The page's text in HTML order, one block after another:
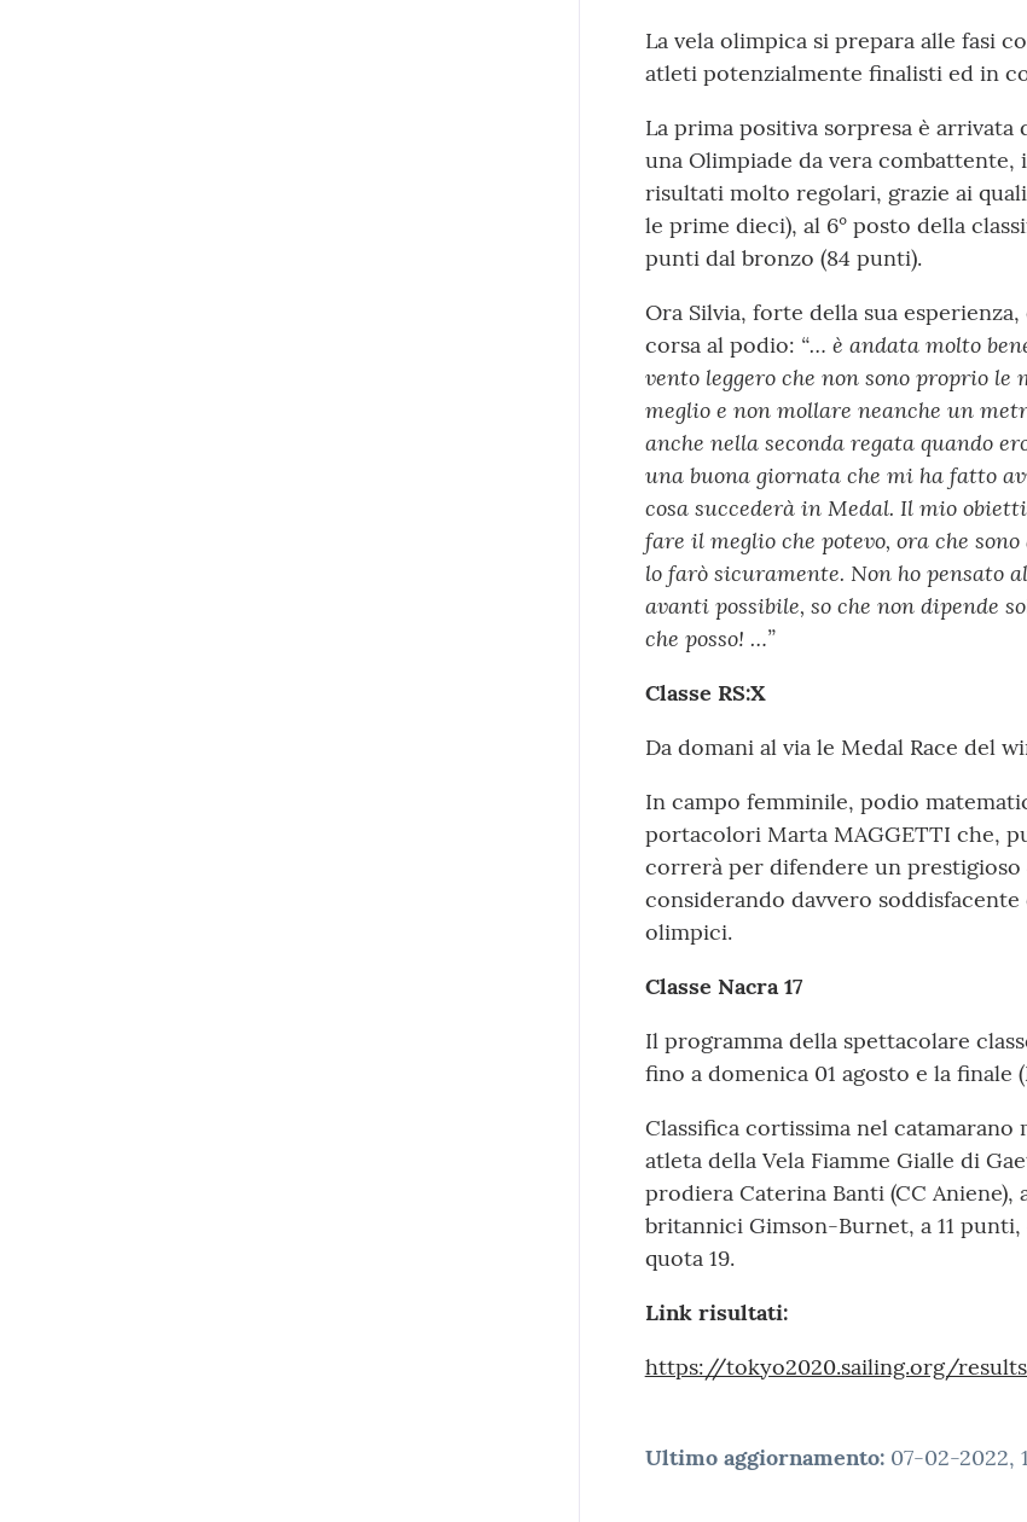
Contenuto
La vela olimpica si prepara alle fasi
atleti potenzialmente finalisti ed in
La prima positiva sorpresa è arrivata
una Olimpiade da vera combattente,
risultati molto regolari, grazie ai
le prime dieci), al 6° posto della
punti dal bronzo (84 punti).
Ora Silvia, forte della sua
corsa al podio: “… è andata molto
vento leggero che non sono proprio
meglio e non mollare neanche un
anche nella seconda regata quando
una buona giornata che mi ha fatto
cosa succederà in Medal. Il mio
fare il meglio che potevo, ora che
lo farò sicuramente. Non ho pensato
avanti possibile, so che non dipende
che posso! …”
Classe RS:X
Da domani al via le Medal Race del
In campo femminile, podio
portacolori Marta MAGGETTI che,
correrà per difendere un prestigioso
considerando davvero
olimpici.
Classe Nacra 17
Il programma della spettacolare
fino a domenica 01 agosto e la finale
Classifica cortissima nel
atleta della Vela Fiamme Gialle di
prodiera Caterina Banti (CC
britannici Gimson-Burnet, a 11
quota 19.
Link risultati:
https://tokyo2020.sailing.org/
Ultimo aggiornamento: 07-02-2022,